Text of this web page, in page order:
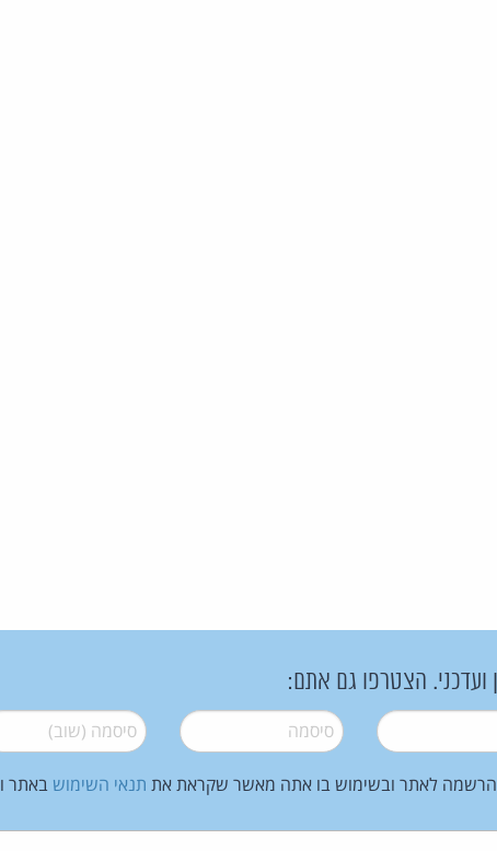
ועדכני. הצטרפו גם אתם:
סיסמה* סיסמה (שוב)*
לאתר ובשימוש בו אתה מאשר שקראת את תנאי השימוש באתר ו